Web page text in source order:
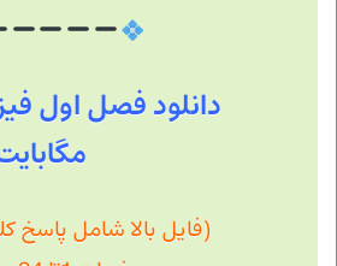
(فایل بالا شامل